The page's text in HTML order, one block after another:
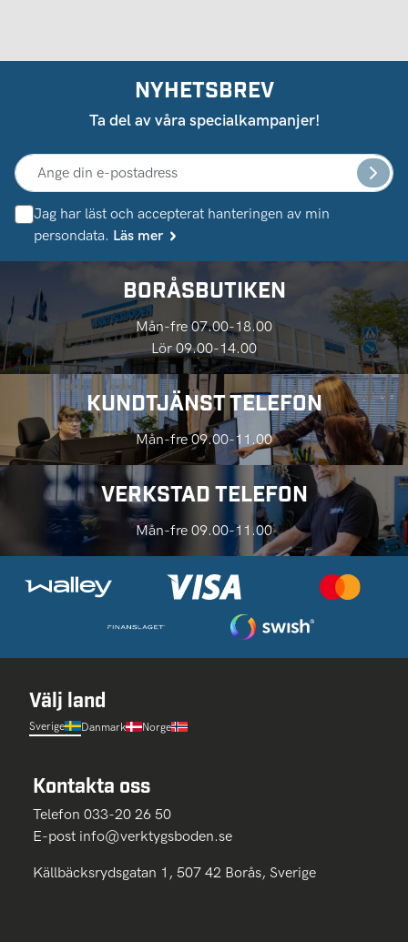
NYHETSBREV
Ta del av våra specialkampanjer!
Jag har läst och accepterat hanteringen av min
persondata. Läs mer
BORÅSBUTIKEN
Mån-fre 07.00-18.00
Lör 09.00-14.00
KUNDTJÄNST TELEFON
Mån-fre 09.00-11.00
VERKSTAD TELEFON
Mån-fre 09.00-11.00
Välj land
Sverige Danmark Norge
Kontakta oss
Telefon 033-20 26 50
E-post info@verktygsboden.se
Källbäcksrydsgatan 1, 507 42 Borås, Sverige